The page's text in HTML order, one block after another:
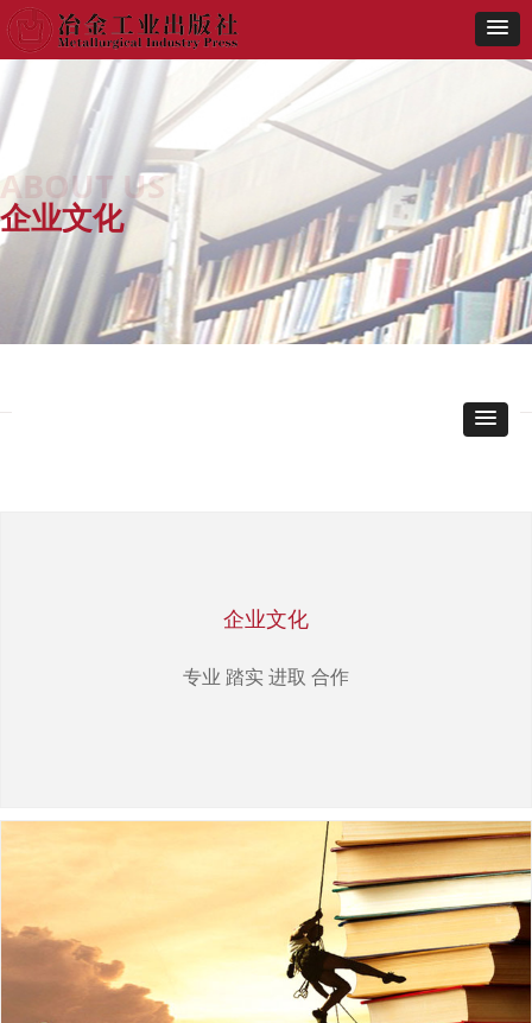
企业文化
专业 踏实 进取 合作
企业文化
ABOUT US